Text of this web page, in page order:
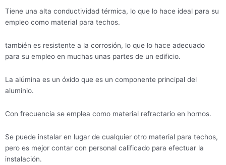
Tiene una alta conductividad térmica, lo que lo hace ideal para su
empleo como material para techos.
también es resistente a la corrosión, lo que lo hace adecuado
para su empleo en muchas unas partes de un edificio.
La alúmina es un óxido que es un componente principal del
aluminio.
Con frecuencia se emplea como material refractario en hornos.
Se puede instalar en lugar de cualquier otro material para techos,
pero es mejor contar con personal calificado para efectuar la
instalación.